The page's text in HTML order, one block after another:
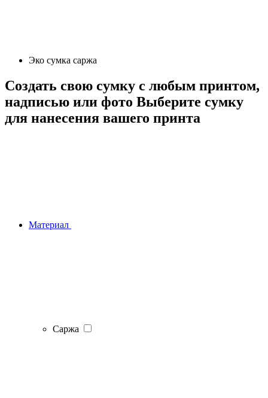
Эко сумка саржа
Создать свою сумку с любым принтом,
надписью или фото Выберите сумку
для нанесения вашего принта
Материал
Саржа